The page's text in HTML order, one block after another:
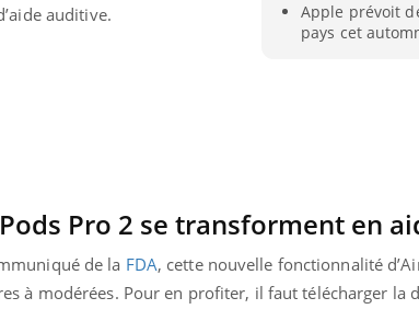
Apple prévoit
pays cet
auditive.
Pro 2 se transforment en
de la FDA, cette nouvelle fonctionnalité
à modérées. Pour en profiter, il faut télécharger